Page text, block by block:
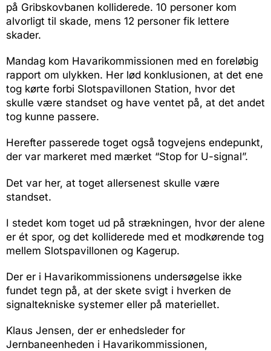
på Gribskovbanen kolliderede. 10 personer kom
alvorligt til skade, mens 12 personer fik lettere
skader.
Mandag kom Havarikommissionen med en foreløbig
rapport om ulykken. Her lød konklusionen, at det ene
tog kørte forbi Slotspavillonen Station, hvor det
skulle være standset og have ventet på, at det andet
tog kunne passere.
Herefter passerede toget også togvejens endepunkt,
der var markeret med mærket “Stop for U-signal”.
Det var her, at toget allersenest skulle være
standset.
I stedet kom toget ud på strækningen, hvor der alene
er ét spor, og det kolliderede med et modkørende tog
mellem Slotspavillonen og Kagerup.
Der er i Havarikommissionens undersøgelse ikke
fundet tegn på, at der skete svigt i hverken de
signaltekniske systemer eller på materiellet.
Klaus Jensen, der er enhedsleder for
Jernbaneenheden i Havarikommissionen,